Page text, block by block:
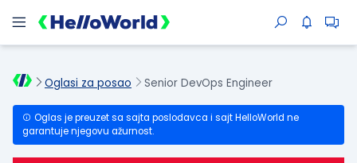
Oglasi za posao Senior DevOps Engineer
Oglas je preuzet sa sajta poslodavca i sajt HelloWorld ne
garantuje njegovu ažurnost.